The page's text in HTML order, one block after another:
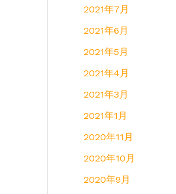
2021年7月
2021年6月
2021年5月
2021年4月
2021年3月
2021年1月
2020年11月
2020年10月
2020年9月